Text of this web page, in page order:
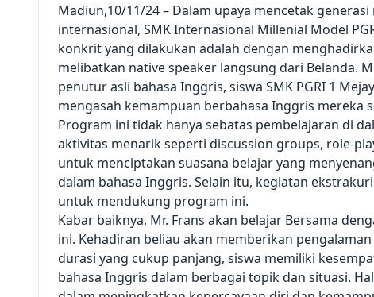
Madiun,10/11/24 – Dalam upaya mencetak
internasional, SMK Internasional Millenial Model
konkrit yang dilakukan adalah dengan
melibatkan native speaker langsung dari Belanda.
penutur asli bahasa Inggris, siswa SMK PGRI 1
mengasah kemampuan berbahasa Inggris mereka
Program ini tidak hanya sebatas pembelajaran di
aktivitas menarik seperti discussion groups, role-
untuk menciptakan suasana belajar yang
dalam bahasa Inggris. Selain itu, kegiatan
untuk mendukung program ini.
Kabar baiknya, Mr. Frans akan belajar Bersama
ini. Kehadiran beliau akan memberikan
durasi yang cukup panjang, siswa memiliki
bahasa Inggris dalam berbagai topik dan situasi.